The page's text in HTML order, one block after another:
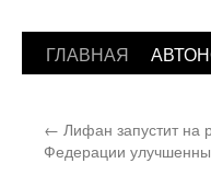
Перейти
содержимому
ГЛАВНАЯ
← Лифан запустит на
Федерации